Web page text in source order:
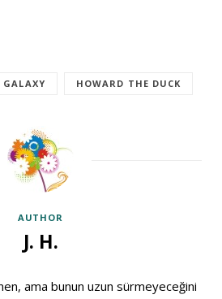
HOWARD THE DUCK
AUTHOR
J. H.
ama bunun uzun sürmeyeceğini